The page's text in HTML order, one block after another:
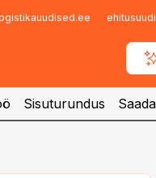
Sisuturundus